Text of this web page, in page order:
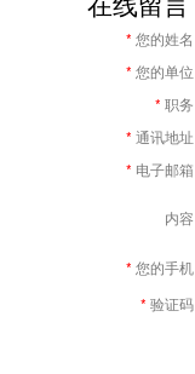
* 您的姓名
* 您的单位
* 职务
* 通讯地址
* 电子邮箱
内容
* 您的手机
* 验证码